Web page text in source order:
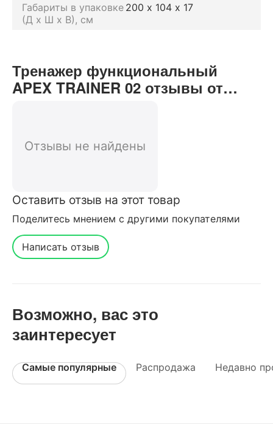
Габариты в упаковке
(Д х Ш х В), см
200 х 104 х 17
Тренажер функциональный
APEX TRAINER 02 отзывы от
Отзывы не найдены
Оставить отзыв на этот товар
Поделитесь мнением с другими покупателями
Написать отзыв
Возможно, вас это
заинтересует
Самые популярные Распродажа Недавно